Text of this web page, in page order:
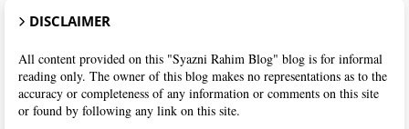
DISCLAIMER
All content provided on this "Syazni Rahim Blog" blog is for informal
reading only. The owner of this blog makes no representations as to the
accuracy or completeness of any information or comments on this site
or found by following any link on this site.